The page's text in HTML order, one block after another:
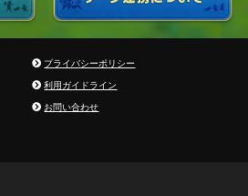
プライバシーポリシー
利用ガイドライン
お問い合わせ